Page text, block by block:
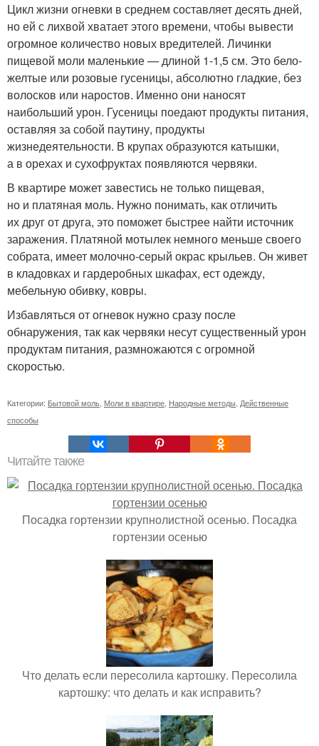
Цикл жизни огневки в среднем составляет десять дней,
но ей с лихвой хватает этого времени, чтобы вывести
огромное количество новых вредителей. Личинки
пищевой моли маленькие — длиной 1-1,5 см. Это бело-
желтые или розовые гусеницы, абсолютно гладкие, без
волосков или наростов. Именно они наносят
наибольший урон. Гусеницы поедают продукты питания,
оставляя за собой паутину, продукты
жизнедеятельности. В крупах образуются катышки,
а в орехах и сухофруктах появляются червяки.
В квартире может завестись не только пищевая,
но и платяная моль. Нужно понимать, как отличить
их друг от друга, это поможет быстрее найти источник
заражения. Платяной мотылек немного меньше своего
собрата, имеет молочно-серый окрас крыльев. Он живет
в кладовках и гардеробных шкафах, ест одежду,
мебельную обивку, ковры.
Избавляться от огневок нужно сразу после
обнаружения, так как червяки несут существенный урон
продуктам питания, размножаются с огромной
скоростью.
Категории: Бытовой моль Моли в квартире Народные методы Действенные
способы
Читайте также
Посадка гортензии крупнолистной осенью. Посадка
гортензии осенью
Что делать если пересолила картошку. Пересолила
картошку: что делать и как исправить?